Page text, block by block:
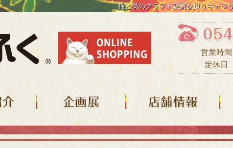
猫と梟のクラフト雑貨を扱うギャラ
営業時間
定休日
企画展 店舗情報 お